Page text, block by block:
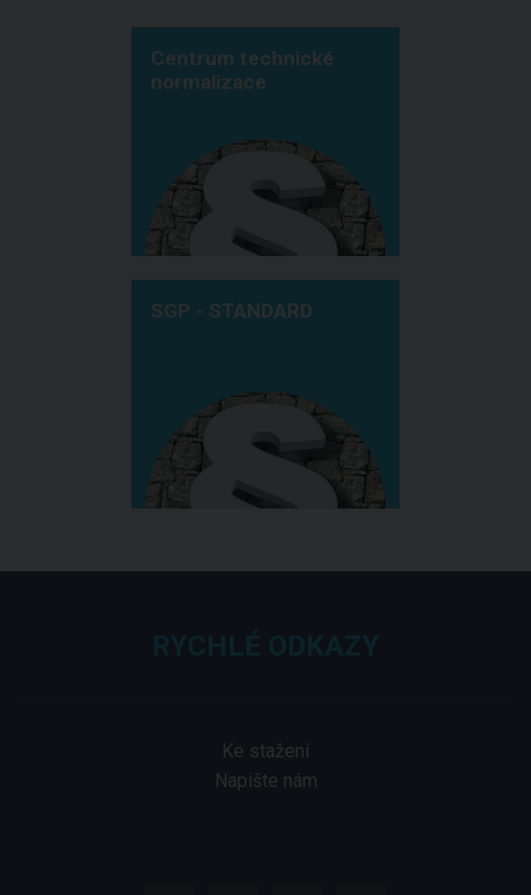
Centrum technické
normalizace
SGP - STANDARD
Ke stažení
Napište nám